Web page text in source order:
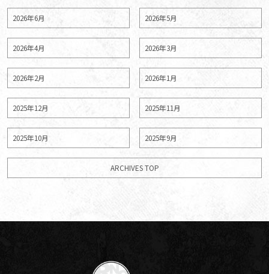
2026年6月 2026年5月
2026年4月 2026年3月
2026年2月 2026年1月
2025年12月 2025年11月
2025年10月 2025年9月
ARCHIVES TOP